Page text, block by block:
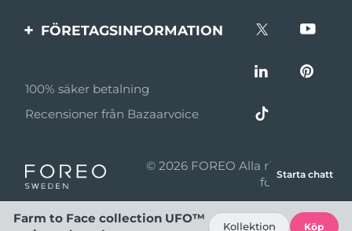
Produktregistrering
FÖRETAGSINFORMATION
Affiliateprogram
Affiliate-nyheter
Återförsäljare
Användningsvillkor
100% säker betalning
Recensioner från Bazaarvoice
© 2026 FOREO Alla rättigheter
förbehållna
Starta chatt
Farm to Face collection UFO™
Kollektion Köp